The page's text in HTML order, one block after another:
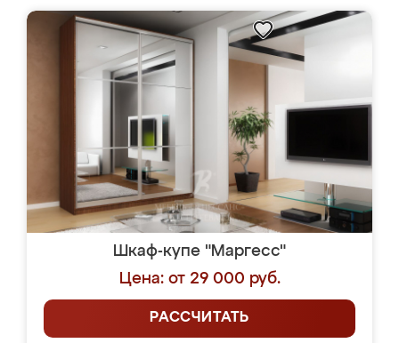
Шкаф-купе "Маргесс"
Цена: от 29 000 руб.
РАССЧИТАТЬ